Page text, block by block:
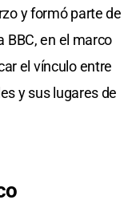
y formó parte de
BBC, en el marco
el vínculo entre
y sus lugares de